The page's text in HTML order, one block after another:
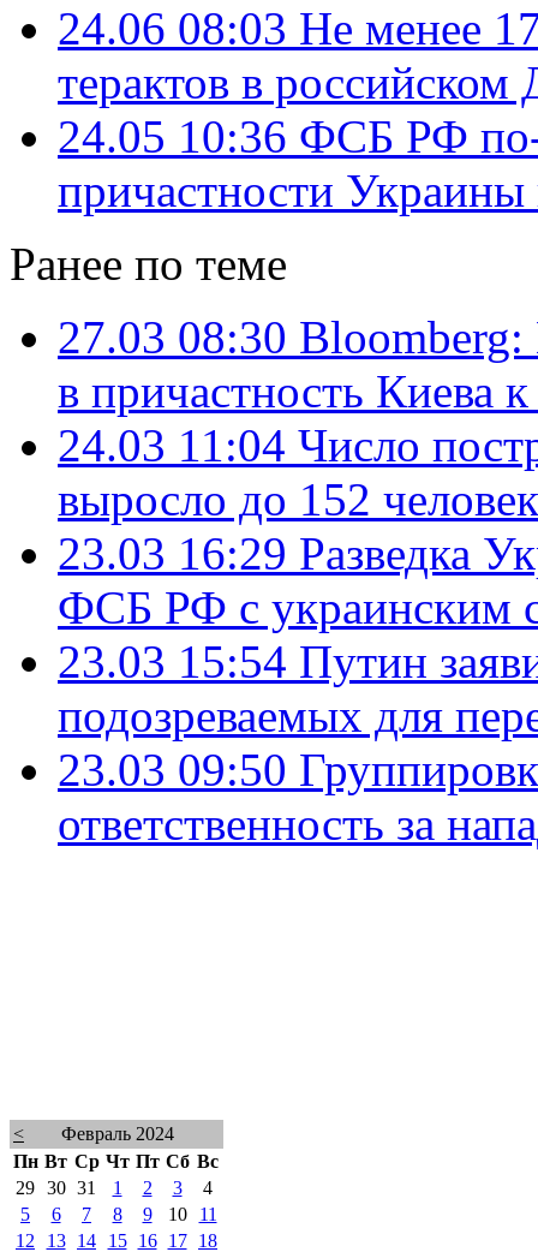
24.06 08:03 Не менее
терактов в российском
24.05 10:36 ФСБ РФ по-
причастности
Ранее по теме
27.03 08:30 Bloomberg:
в причастность Киева
24.03 11:04 Число
выросло до 152 человек
23.03 16:29 Разведка
ФСБ РФ с украинским
23.03 15:54 Путин
подозреваемых для
23.03 09:50
ответственность за
<
Февраль 2024
Пн Вт Ср Чт Пт Сб Вс
29 30 31 1 2 3
4
5
6 7 8 9 10
11
12
13 14 15 16 17
18